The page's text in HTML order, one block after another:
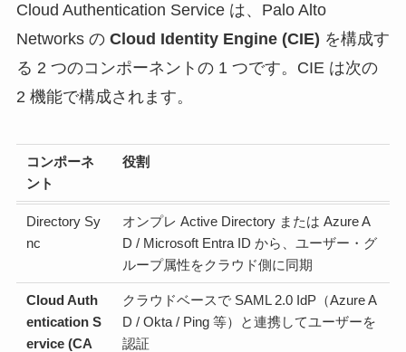
Cloud Authentication Service は、Palo Alto
Networks の Cloud Identity Engine (CIE) を構成す
る 2 つのコンポーネントの 1 つです。CIE は次の
2 機能で構成されます。
コンポーネ
ント
役割
Directory Sy
nc
オンプレ Active Directory または Azure A
D / Microsoft Entra ID から、ユーザー・グ
ループ属性をクラウド側に同期
Cloud Auth
entication S
ervice (CA
クラウドベースで SAML 2.0 IdP（Azure A
D / Okta / Ping 等）と連携してユーザーを
認証